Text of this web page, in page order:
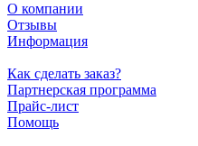
О компании
Отзывы
Информация
Как сделать заказ?
Партнерская программа
Прайс-лист
Помощь